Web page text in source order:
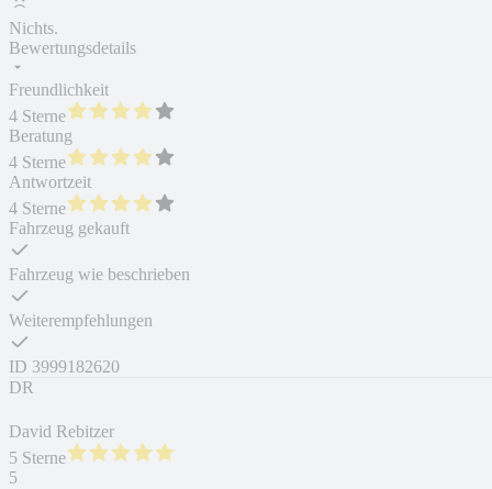
Nichts.
Bewertungsdetails
Freundlichkeit
4 Sterne
Beratung
4 Sterne
Antwortzeit
4 Sterne
Fahrzeug gekauft
Fahrzeug wie beschrieben
Weiterempfehlungen
ID 3999182620
DR
David Rebitzer
5 Sterne
5